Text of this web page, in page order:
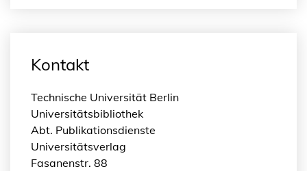
Kontakt
Technische Universität Berlin
Universitätsbibliothek
Abt. Publikationsdienste
Universitätsverlag
Fasanenstr. 88